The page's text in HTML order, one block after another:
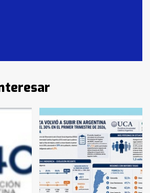
de los adolescentes
que fueron
del lunes
en Ruta 5: falleció un
Trenque Lauquen